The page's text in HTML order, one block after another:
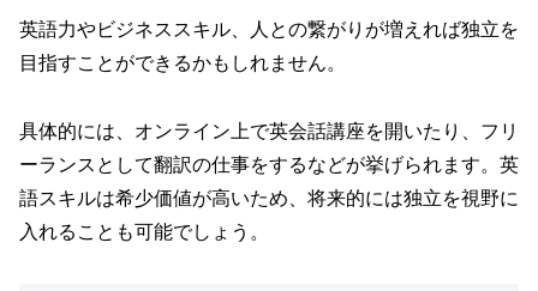
英語力やビジネススキル、人との繋がりが増えれば独立を
目指すことができるかもしれません。
具体的には、オンライン上で英会話講座を開いたり、フリ
ーランスとして翻訳の仕事をするなどが挙げられます。英
語スキルは希少価値が高いため、将来的には独立を視野に
入れることも可能でしょう。